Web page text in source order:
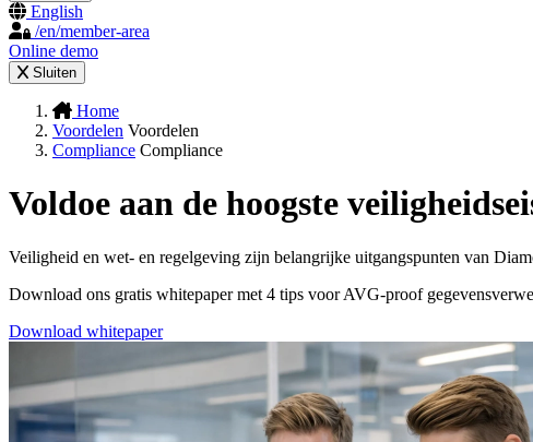
English
/en/member-area
Online demo
Sluiten
Home
Voordelen Voordelen
Compliance Compliance
Voldoe aan de hoogste
Veiligheid en wet- en regelgeving zijn belangrijke uitgangspunten van
Download ons gratis whitepaper met 4 tips voor AVG-proof
Download whitepaper